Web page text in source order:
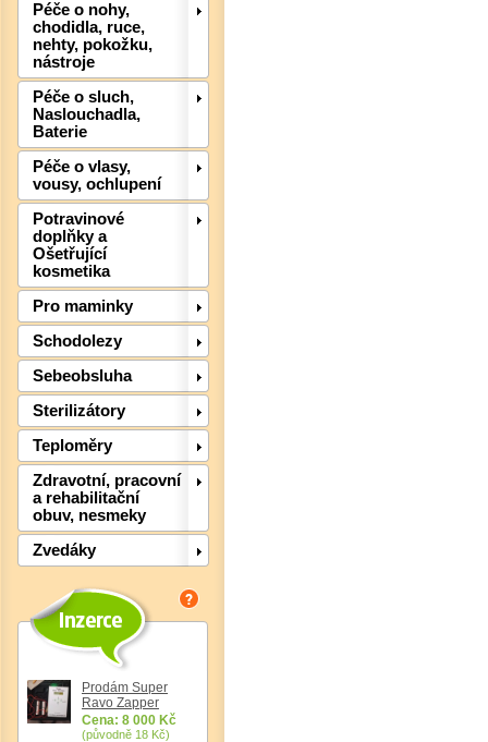
Péče o nohy,
chodidla, ruce,
nehty, pokožku,
nástroje
Péče o sluch,
Naslouchadla,
Baterie
Péče o vlasy,
vousy, ochlupení
Potravinové
doplňky a
Ošetřující
kosmetika
Pro maminky
Schodolezy
Sebeobsluha
Sterilizátory
Teploměry
Zdravotní, pracovní
a rehabilitační
obuv, nesmeky
Zvedáky
Prodám Super
Ravo Zapper
Cena: 8 000 Kč
(původně 18 Kč)